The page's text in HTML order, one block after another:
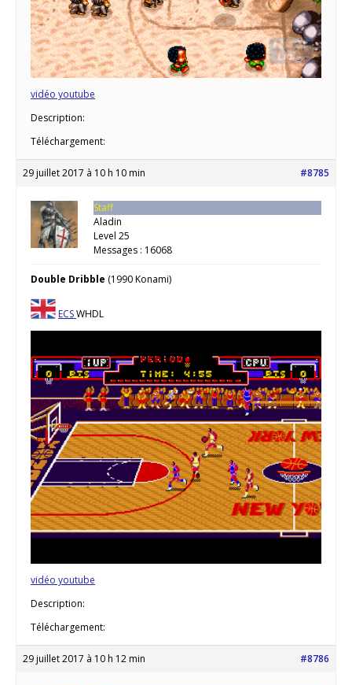
vidéo youtube
Description:
Téléchargement:
29 juillet 2017 à 10 h 10 min #8785
Staff
Aladin
Level 25
Messages : 16068
Double Dribble (1990 Konami)
ECSWHDL
vidéo youtube
Description:
Téléchargement:
29 juillet 2017 à 10 h 12 min #8786